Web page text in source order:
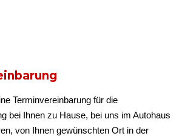
Terminvereinbarung für die
bei Ihnen zu Hause, bei uns im Autohaus
von Ihnen gewünschten Ort in der